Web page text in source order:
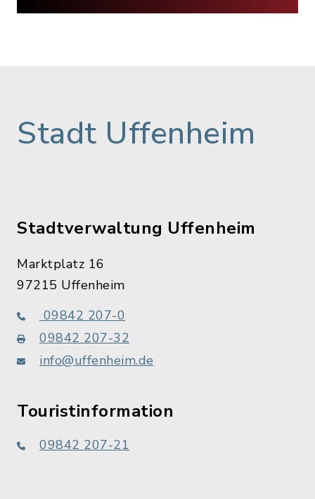
Stadt Uffenheim
Stadtverwaltung Uffenheim
Marktplatz 16
97215 Uffenheim
09842 207-0
09842 207-32
info@uffenheim.de
Touristinformation
09842 207-21